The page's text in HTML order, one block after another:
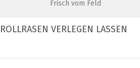
Frisch vom Feld
ROLLRASEN VERLEGEN LASSEN